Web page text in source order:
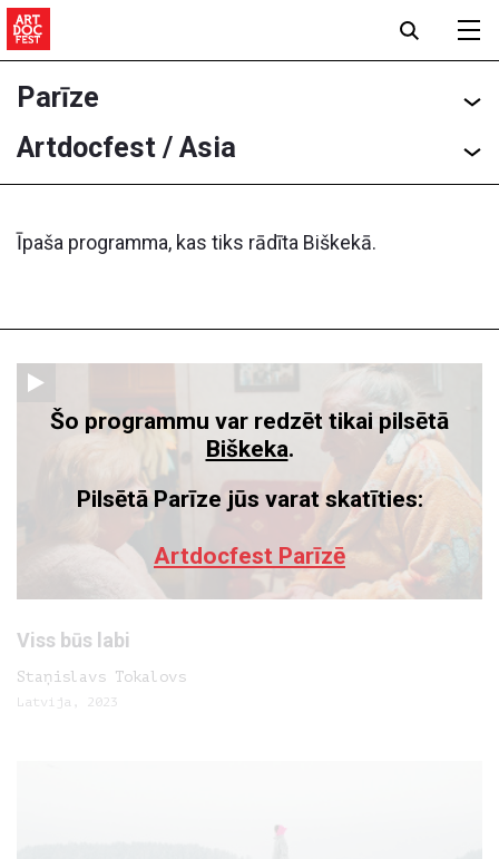
Parīze
Artdocfest / Asia
Īpaša programma, kas tiks rādīta Biškekā.
Viss būs labi
Staņislavs Tokalovs
Latvija, 2023
Šo programmu var redzēt tikai pilsētā
Biškeka.
Pilsētā Parīze jūs varat skatīties:
Artdocfest Parīzē